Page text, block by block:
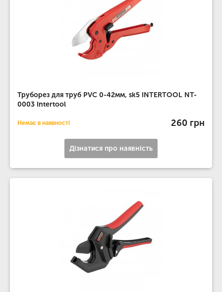
Труборез для труб PVC 0-42мм, sk5 INTERTOOL NT-
0003 Intertool
Немає в наявності 260 грн
Дізнатися про наявність